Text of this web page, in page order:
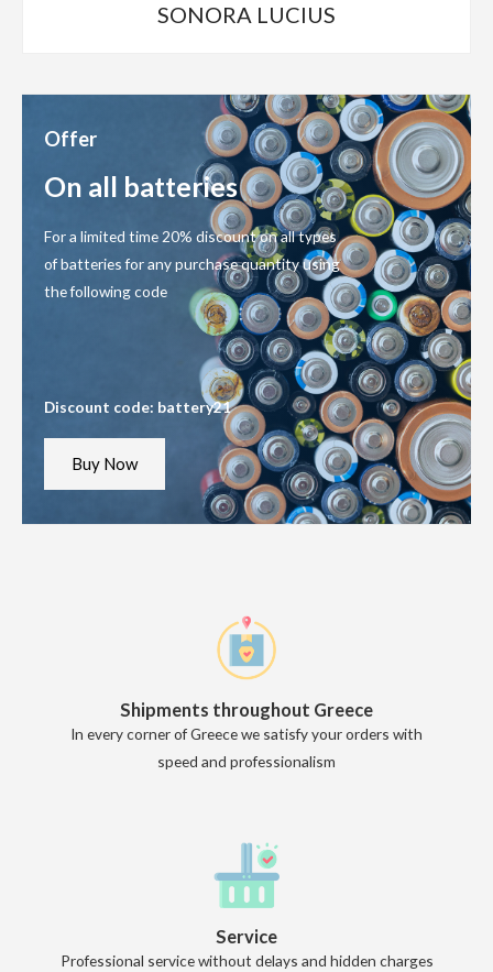
SONORA LUCIUS
Offer
On all batteries
For a limited time 20% discount on all types
of batteries for any purchase quantity using
the following code
Discount code: battery21
Buy Now
Shipments throughout Greece
In every corner of Greece we satisfy your orders with
speed and professionalism
Service
Professional service without delays and hidden charges